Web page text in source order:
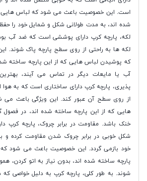
است. این خصوصیت باعث می شود که لباس هایی
شده اند، به مدت طولانی شکل و شمایل خود را حفظ
لکه، پارچه کرپ دارای پوششی است که ضد آب
لکه ها به راحتی از روی سطح پارچه پاک شوند.
که پوشیدن لباس هایی که از این پارچه ساخته
آب یا مایعات دیگر در تماس می آیند،
پذیری، پارچه کرپ دارای ساختاری است که به هوا
از روی سطح آن عبور کند. این ویژگی باعث
هایی که از این پارچه ساخته شده اند، در فصول
خنک باشد. مقاومت در برابر چروک، پارچه کرپ
شکل خوبی در برابر چروک شدن مقاومت کرده و
خود بازمی گردد. این خصوصیت باعث می شود
پارچه ساخته شده اند، بدون نیاز به اتو کردن،
شوند. به طور کلی، پارچه کرپ به دلیل خواصی که